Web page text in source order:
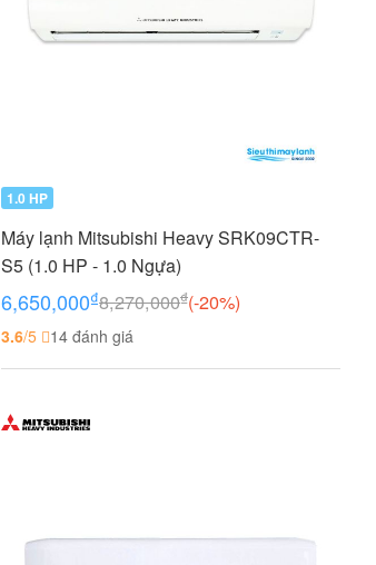
1.0 HP
Máy lạnh Mitsubishi Heavy SRK09CTR-
S5 (1.0 HP - 1.0 Ngựa)
6,650,000₫8,270,000₫(-20%)
3.6/5 14 đánh giá